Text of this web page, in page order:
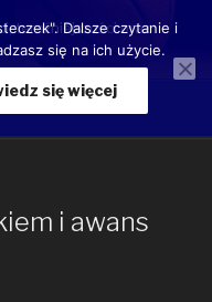
teraźniejszości oraz
i awans
Dalsze czytanie i
się na ich użycie.
się więcej